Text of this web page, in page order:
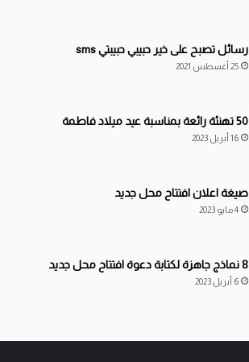
رسائل تصبح على خير حبيبي حبيبتي sms
25 أغسطس 2021
50 تهنئة رائعة بمناسبة عيد ميلاد فاطمة
16 أبريل 2023
صيغة اعلان افتتاح محل جديد
4 مايو 2023
8 نماذج جاهزة لكتابة دعوة افتتاح محل جديد
6 أبريل 2023